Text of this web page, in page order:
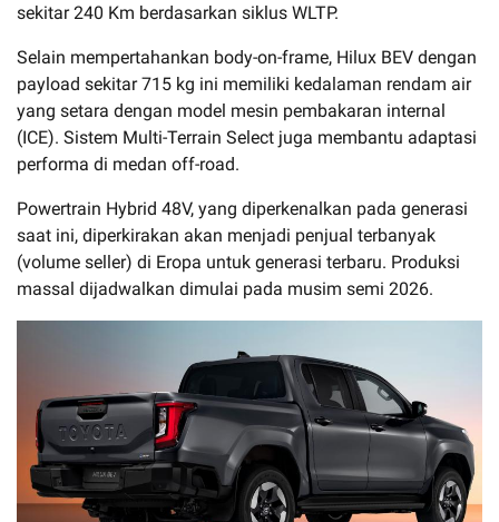
sekitar 240 Km berdasarkan siklus WLTP.
Selain mempertahankan body-on-frame, Hilux BEV dengan
payload sekitar 715 kg ini memiliki kedalaman rendam air
yang setara dengan model mesin pembakaran internal
(ICE). Sistem Multi-Terrain Select juga membantu adaptasi
performa di medan off-road.
Powertrain Hybrid 48V, yang diperkenalkan pada generasi
saat ini, diperkirakan akan menjadi penjual terbanyak
(volume seller) di Eropa untuk generasi terbaru. Produksi
massal dijadwalkan dimulai pada musim semi 2026.